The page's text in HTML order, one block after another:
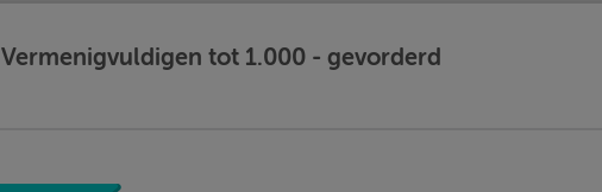
Vermenigvuldigen tot 1.000 - gevorderd